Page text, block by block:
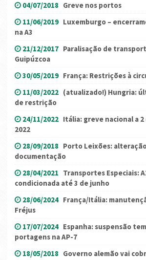
04/07/2018 Greve nos portos
11/06/2019 Luxemburgo –
na A3
21/12/2017 Paralisação de
Guipúzcoa
30/05/2019 França: Restrições à
11/03/2022 (atualizado!) Hungria:
de restrição
24/11/2022 Itália: greve nacional a
2022
28/09/2018 Porto Leixões:
documentação
28/04/2021 Transportes Especiais:
condicionada até 3 de junho
28/06/2024 França/Itália:
Fréjus
17/07/2024 Espanha: suspensão
portagens na AP-7
18/05/2018 Governo alemão vai